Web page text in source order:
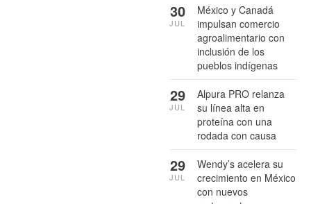
México y Canadá
impulsan comercio
agroalimentario con
inclusión de los
pueblos indígenas
30
JUL
Alpura PRO relanza
su línea alta en
proteína con una
rodada con causa
29
JUL
Wendy’s acelera su
crecimiento en México
con nuevos
29
JUL